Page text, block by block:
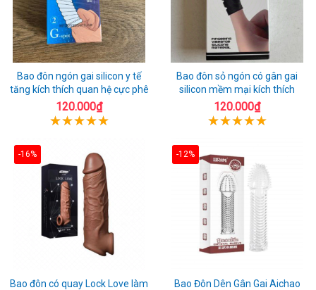
Bao đôn ngón gai silicon y tế
tăng kích thích quan hệ cực phê
120.000₫
Bao đôn sỏ ngón có gân gai
silicon mềm mại kích thích
120.000₫
-16%
Bao đôn có quay Lock Love làm
-12%
Bao Đôn Dên Gân Gai Aichao